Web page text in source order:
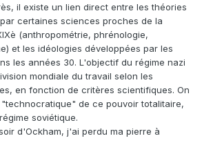
il existe un lien direct entre les théories
certaines sciences proches de la
(anthropométrie, phrénologie,
et les idéologies développées par les
les années 30. L'objectif du régime nazi
mondiale du travail selon les
en fonction de critères scientifiques. On
de ce pouvoir totalitaire,
soviétique.
d'Ockham, j'ai perdu ma pierre à